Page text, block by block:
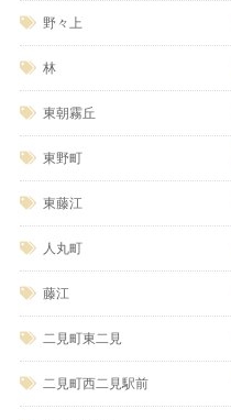
野々上
林
東朝霧丘
東野町
東藤江
人丸町
藤江
二見町東二見
二見町西二見駅前